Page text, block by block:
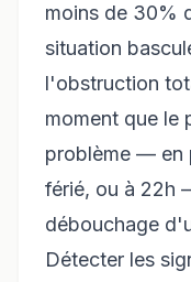
moins de 30%
situation
l'obstruction
moment que le
problème — en
férié, ou à 22h
débouchage
Détecter les